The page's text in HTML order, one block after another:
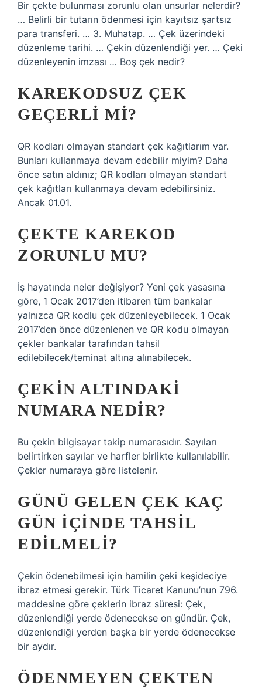
Bir çekte bulunması zorunlu olan unsurlar nelerdir?
… Belirli bir tutarın ödenmesi için kayıtsız şartsız
para transferi. … 3. Muhatap. … Çek üzerindeki
düzenleme tarihi. … Çekin düzenlendiği yer. … Çeki
düzenleyenin imzası … Boş çek nedir?
KAREKODSUZ ÇEK
GEÇERLI MI?
QR kodları olmayan standart çek kağıtlarım var.
Bunları kullanmaya devam edebilir miyim? Daha
önce satın aldınız; QR kodları olmayan standart
çek kağıtları kullanmaya devam edebilirsiniz.
Ancak 01.01.
ÇEKTE KAREKOD
ZORUNLU MU?
İş hayatında neler değişiyor? Yeni çek yasasına
göre, 1 Ocak 2017’den itibaren tüm bankalar
yalnızca QR kodlu çek düzenleyebilecek. 1 Ocak
2017’den önce düzenlenen ve QR kodu olmayan
çekler bankalar tarafından tahsil
edilebilecek/teminat altına alınabilecek.
ÇEKIN ALTINDAKI
NUMARA NEDIR?
Bu çekin bilgisayar takip numarasıdır. Sayıları
belirtirken sayılar ve harfler birlikte kullanılabilir.
Çekler numaraya göre listelenir.
GÜNÜ GELEN ÇEK KAÇ
GÜN IÇINDE TAHSIL
EDILMELI?
Çekin ödenebilmesi için hamilin çeki keşideciye
ibraz etmesi gerekir. Türk Ticaret Kanunu’nun 796.
maddesine göre çeklerin ibraz süresi: Çek,
düzenlendiği yerde ödenecekse on gündür. Çek,
düzenlendiği yerden başka bir yerde ödenecekse
bir aydır.
ÖDENMEYEN ÇEKTEN